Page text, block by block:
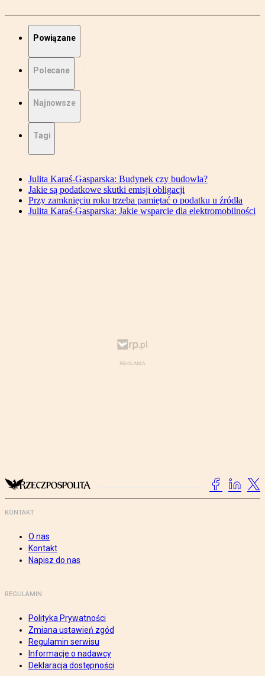
Powiązane
Polecane
Najnowsze
Tagi
Julita Karaś-Gasparska: Budynek czy budowla?
Jakie są podatkowe skutki emisji obligacji
Przy zamknięciu roku trzeba pamiętać o podatku u źródła
Julita Karaś-Gasparska: Jakie wsparcie dla elektromobilności
KONTAKT
O nas
Kontakt
Napisz do nas
REGULAMIN
Polityka Prywatności
Zmiana ustawień zgód
Regulamin serwisu
Informacje o nadawcy
Deklaracja dostępności